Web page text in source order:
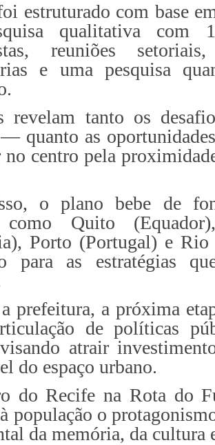
estruturado com base
qualitativa com
reuniões
e uma pesquisa
revelam tanto os
quanto as
no centro pela
o plano bebe de
como Quito
Porto (Portugal) e
para as estratégias
prefeitura, a próxima
de políticas
atrair
do espaço urbano.
do Recife na Rota do
população o
da memória, da cultura